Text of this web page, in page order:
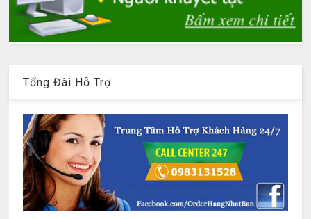
Tổng Đài Hỗ Trợ